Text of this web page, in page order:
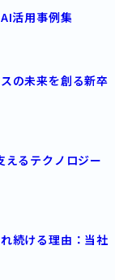
活用事例集
の未来を創る新卒
えるテクノロジー
続ける理由：当社